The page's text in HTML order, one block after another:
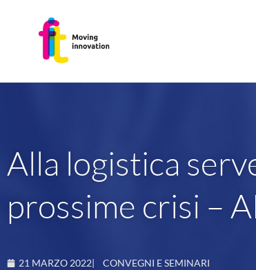
Alla logistica
prossime crisi –
21 MARZO 2022| CONVEGNI E SEMINARI